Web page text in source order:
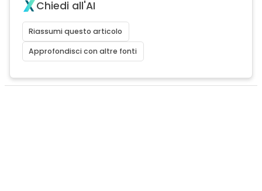
Chiedi all'AI
Riassumi questo articolo
Approfondisci con altre fonti